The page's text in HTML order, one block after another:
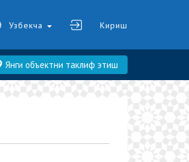
Узбекча Кириш
Янги объектни таклиф этиш